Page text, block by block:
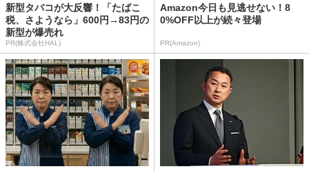
新型タバコが大反響！「たばこ
税、さようなら」600円→83円の
新型が爆売れ
PR(株式会社HAL)
Amazon今日も見逃せない！8
0%OFF以上が続々登場
PR(Amazon)